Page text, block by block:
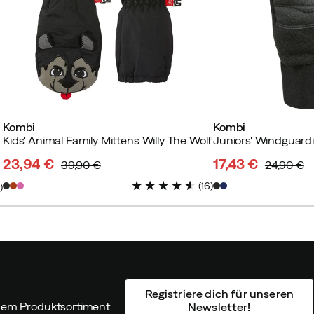
)
Kombi
Kids' Animal Family Mittens Willy The Wolf
discounted
price
23,94 €
original
price
39,90 €
(16)
Kombi
Juniors'
discounted
price
17,43 €
original
price
24,90 €
Produktsortiment
Registriere dich für unseren
Newsletter!